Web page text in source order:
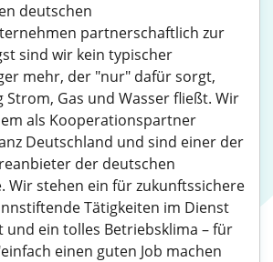
deutschen
partnerschaftlich zur
sind wir kein typischer
mehr, der "nur" dafür sorgt,
Strom, Gas und Wasser fließt. Wir
als Kooperationspartner
Deutschland und sind einer der
der deutschen
Wir stehen ein für zukunftssichere
Tätigkeiten im Dienst
und ein tolles Betriebsklima – für
einen guten Job machen